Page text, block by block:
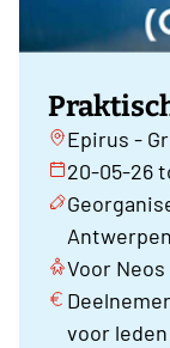
Epirus -
20-05-26
Antwerpen
Voor
voor leden